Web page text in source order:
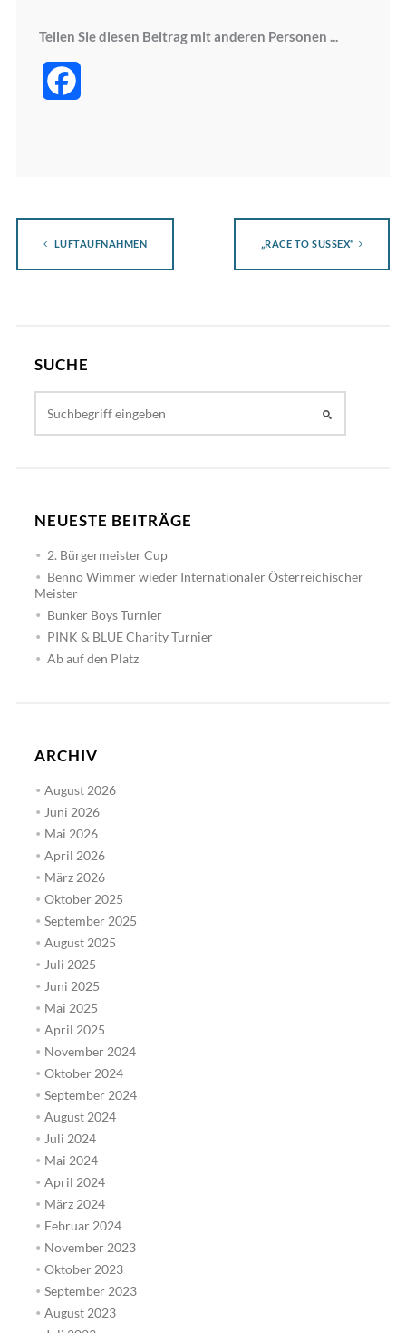
Teilen Sie diesen Beitrag mit anderen Personen ...
LUFTAUFNAHMEN „RACE TO SUSSEX“
SUCHE
NEUESTE BEITRÄGE
2. Bürgermeister Cup
Benno Wimmer wieder Internationaler Österreichischer
Meister
Bunker Boys Turnier
PINK & BLUE Charity Turnier
Ab auf den Platz
ARCHIV
August 2026
Juni 2026
Mai 2026
April 2026
März 2026
Oktober 2025
September 2025
August 2025
Juli 2025
Juni 2025
Mai 2025
April 2025
November 2024
Oktober 2024
September 2024
August 2024
Juli 2024
Mai 2024
April 2024
März 2024
Februar 2024
November 2023
Oktober 2023
September 2023
August 2023